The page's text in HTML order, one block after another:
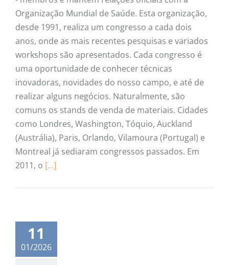
Organização Mundial de Saúde. Esta organização,
desde 1991, realiza um congresso a cada dois
anos, onde as mais recentes pesquisas e variados
workshops são apresentados. Cada congresso é
uma oportunidade de conhecer técnicas
inovadoras, novidades do nosso campo, e até de
realizar alguns negócios. Naturalmente, são
comuns os stands de venda de materiais. Cidades
como Londres, Washington, Tóquio, Auckland
(Austrália), Paris, Orlando, Vilamoura (Portugal) e
Montreal já sediaram congressos passados. Em
2011, o [...]
11
01/2026